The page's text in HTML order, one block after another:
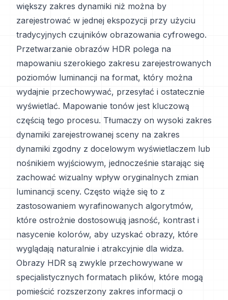
większy zakres dynamiki niż można by
zarejestrować w jednej ekspozycji przy użyciu
tradycyjnych czujników obrazowania cyfrowego.
Przetwarzanie obrazów HDR polega na
mapowaniu szerokiego zakresu zarejestrowanych
poziomów luminancji na format, który można
wydajnie przechowywać, przesyłać i ostatecznie
wyświetlać. Mapowanie tonów jest kluczową
częścią tego procesu. Tłumaczy on wysoki zakres
dynamiki zarejestrowanej sceny na zakres
dynamiki zgodny z docelowym wyświetlaczem lub
nośnikiem wyjściowym, jednocześnie starając się
zachować wizualny wpływ oryginalnych zmian
luminancji sceny. Często wiąże się to z
zastosowaniem wyrafinowanych algorytmów,
które ostrożnie dostosowują jasność, kontrast i
nasycenie kolorów, aby uzyskać obrazy, które
wyglądają naturalnie i atrakcyjnie dla widza.
Obrazy HDR są zwykle przechowywane w
specjalistycznych formatach plików, które mogą
pomieścić rozszerzony zakres informacji o